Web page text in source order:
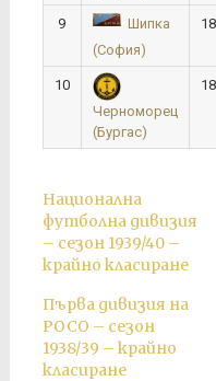
9
Шипка
(София)
18
10
Черноморец
(Бургас)
18
Национална
футболна дивизия
– сезон 1939/40 –
крайно класиране
Първа дивизия на
РОСО – сезон
1938/39 – крайно
класиране